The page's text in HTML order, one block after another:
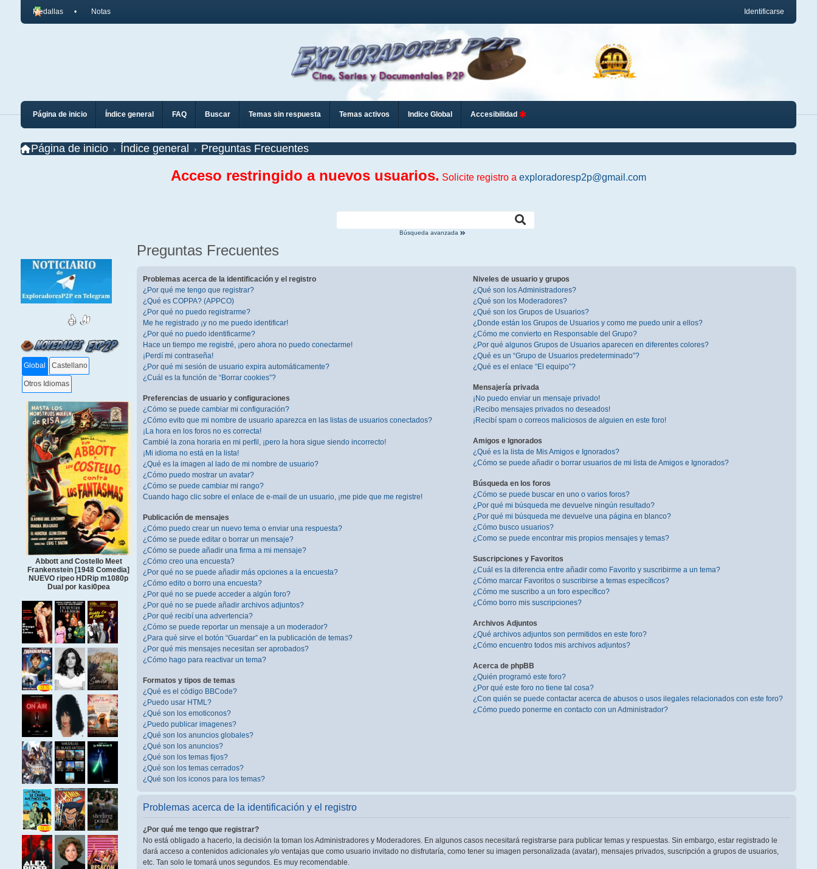
Identificarse
Medallas Notas
Página de inicio Índice general FAQ Buscar Temas sin respuesta Temas activos Indice Global Accesibilidad
Página de inicio Índice general Preguntas Frecuentes
Acceso restringido a nuevos usuarios. Solicite registro a exploradoresp2p@gmail.com
Búsqueda avanzada
Global Castellano
Otros Idiomas
Abbott and Costello Meet
Frankenstein [1948 Comedia]
NUEVO ripeo HDRip m1080p
Dual por kasi0pea
Preguntas Frecuentes
Problemas acerca de la identificación y el registro
¿Por qué me tengo que registrar?
¿Qué es COPPA? (APPCO)
¿Por qué no puedo registrarme?
Me he registrado ¡y no me puedo identificar!
¿Por qué no puedo identificarme?
Hace un tiempo me registré, ¡pero ahora no puedo conectarme!
¡Perdí mi contraseña!
¿Por qué mi sesión de usuario expira automáticamente?
¿Cuál es la función de “Borrar cookies”?
Preferencias de usuario y configuraciones
¿Cómo se puede cambiar mi configuración?
¿Cómo evito que mi nombre de usuario aparezca en las listas de usuarios conectados?
¡La hora en los foros no es correcta!
Cambié la zona horaria en mi perfil, ¡pero la hora sigue siendo incorrecto!
¡Mi idioma no está en la lista!
¿Qué es la imagen al lado de mi nombre de usuario?
¿Cómo puedo mostrar un avatar?
¿Cómo se puede cambiar mi rango?
Cuando hago clic sobre el enlace de e-mail de un usuario, ¡me pide que me registre!
Publicación de mensajes
¿Cómo puedo crear un nuevo tema o enviar una respuesta?
¿Cómo se puede editar o borrar un mensaje?
¿Cómo se puede añadir una firma a mi mensaje?
¿Cómo creo una encuesta?
¿Por qué no se puede añadir más opciones a la encuesta?
¿Cómo edito o borro una encuesta?
¿Por qué no se puede acceder a algún foro?
¿Por qué no se puede añadir archivos adjuntos?
¿Por qué recibí una advertencia?
¿Cómo se puede reportar un mensaje a un moderador?
¿Para qué sirve el botón “Guardar” en la publicación de temas?
¿Por qué mis mensajes necesitan ser aprobados?
¿Cómo hago para reactivar un tema?
Formatos y tipos de temas
¿Qué es el código BBCode?
¿Puedo usar HTML?
¿Qué son los emoticonos?
¿Puedo publicar imagenes?
¿Qué son los anuncios globales?
¿Qué son los anuncios?
¿Qué son los temas fijos?
¿Qué son los temas cerrados?
¿Qué son los iconos para los temas?
Niveles de usuario y grupos
¿Qué son los Administradores?
¿Qué son los Moderadores?
¿Qué son los Grupos de Usuarios?
¿Donde están los Grupos de Usuarios y como me puedo unir a ellos?
¿Cómo me convierto en Responsable del Grupo?
¿Por qué algunos Grupos de Usuarios aparecen en diferentes colores?
¿Qué es un “Grupo de Usuarios predeterminado”?
¿Qué es el enlace “El equipo”?
Mensajería privada
¡No puedo enviar un mensaje privado!
¡Recibo mensajes privados no deseados!
¡Recibí spam o correos maliciosos de alguien en este foro!
Amigos e Ignorados
¿Qué es la lista de Mis Amigos e Ignorados?
¿Cómo se puede añadir o borrar usuarios de mi lista de Amigos e Ignorados?
Búsqueda en los foros
¿Cómo se puede buscar en uno o varios foros?
¿Por qué mi búsqueda me devuelve ningún resultado?
¿Por qué mi búsqueda me devuelve una página en blanco?
¿Cómo busco usuarios?
¿Como se puede encontrar mis propios mensajes y temas?
Suscripciones y Favoritos
¿Cuál es la diferencia entre añadir como Favorito y suscribirme a un tema?
¿Cómo marcar Favoritos o suscribirse a temas específicos?
¿Cómo me suscribo a un foro específico?
¿Cómo borro mis suscripciones?
Archivos Adjuntos
¿Qué archivos adjuntos son permitidos en este foro?
¿Cómo encuentro todos mis archivos adjuntos?
Acerca de phpBB
¿Quién programó este foro?
¿Por qué este foro no tiene tal cosa?
¿Con quién se puede contactar acerca de abusos o usos ilegales relacionados con este foro?
¿Cómo puedo ponerme en contacto con un Administrador?
Problemas acerca de la identificación y el registro
¿Por qué me tengo que registrar?
No está obligado a hacerlo, la decisión la toman los Administradores y Moderadores. En algunos casos necesitará registrarse para publicar temas y respuestas. Sin embargo, estar registrado le
dará acceso a contenidos adicionales y/o ventajas que como usuario invitado no disfrutaría, como tener su imagen personalizada (avatar), mensajes privados, suscripción a grupos de usuarios,
etc. Tan solo le tomará unos segundos. Es muy recomendable.